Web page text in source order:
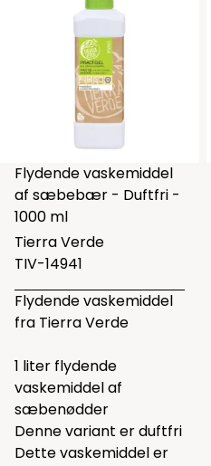
Flydende vaskemiddel
af sæbebær - Duftfri -
1000 ml
Tierra Verde
TIV-14941
Flydende vaskemiddel
fra Tierra Verde
1 liter flydende
vaskemiddel af
sæbenødder
Denne variant er duftfri
Dette vaskemiddel er